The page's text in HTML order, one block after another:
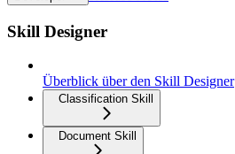
Skill Designer
Überblick über den Skill Designer
Classification Skill
Document Skill